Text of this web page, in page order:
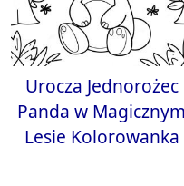
Urocza Jednorożec
Panda w Magicznym
Lesie Kolorowanka